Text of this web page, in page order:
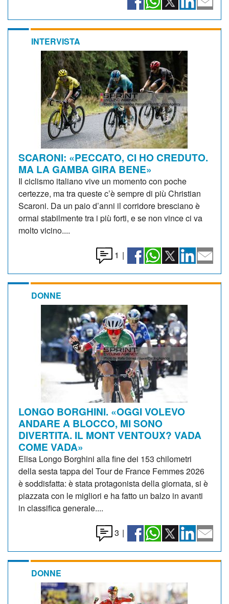
INTERVISTA
SCARONI: «PECCATO, CI HO CREDUTO.
MA LA GAMBA GIRA BENE»
Il ciclismo italiano vive un momento con poche
certezze, ma tra queste c’è sempre di più Christian
Scaroni. Da un paio d’anni il corridore bresciano è
ormai stabilmente tra i più forti, e se non vince ci va
molto vicino....
1 |
DONNE
LONGO BORGHINI. «OGGI VOLEVO
ANDARE A BLOCCO, MI SONO
DIVERTITA. IL MONT VENTOUX? VADA
COME VADA»
Elisa Longo Borghini alla fine dei 153 chilometri
della sesta tappa del Tour de France Femmes 2026
è soddisfatta: è stata protagonista della giornata, si è
piazzata con le migliori e ha fatto un balzo in avanti
in classifica generale....
3 |
DONNE